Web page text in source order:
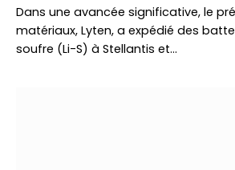
Dans une avancée significative, le
matériaux, Lyten, a expédié des
soufre (Li-S) à Stellantis et…